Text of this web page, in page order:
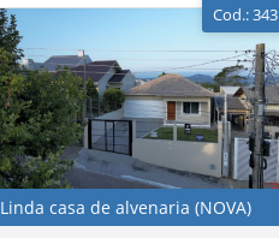
Cod.: 343
Linda casa de alvenaria (NOVA)